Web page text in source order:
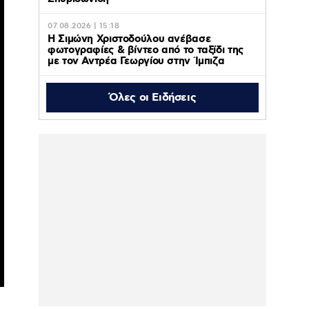
07.08.2026 | 15:18
Η Σιμώνη Χριστοδούλου ανέβασε
φωτογραφίες & βίντεο από το ταξίδι της
με τον Αντρέα Γεωργίου στην Ίμπιζα
Όλες οι Ειδήσεις